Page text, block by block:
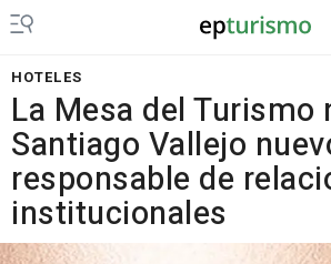
HOTELES
La Mesa del Turismo
Santiago Vallejo
responsable de
institucionales